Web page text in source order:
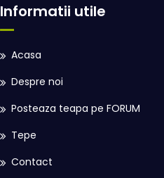
Informatii utile
Acasa
Despre noi
Posteaza teapa pe FORUM
Tepe
Contact